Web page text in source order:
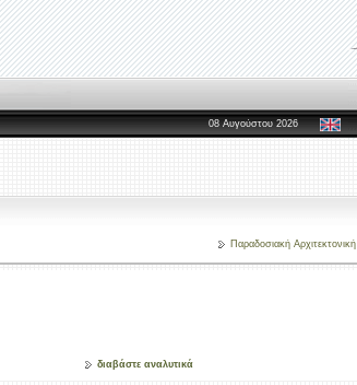
08 Αυγούστου 2026
Παραδοσιακή Αρχιτεκτονική
διαβάστε αναλυτικά